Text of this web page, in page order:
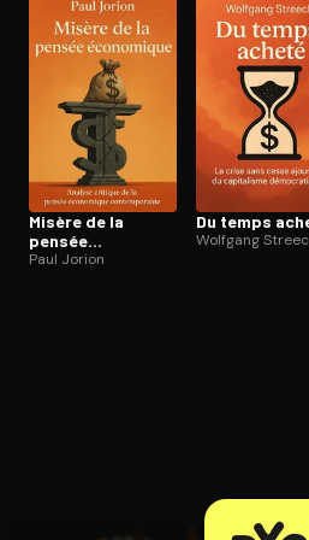
Ouvre l'app Appareil photo,
Misère de la
pensée
économique
Paul Jorion
Du temps
Wolfgang